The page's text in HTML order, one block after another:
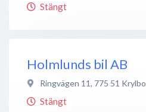
Stängt
Holmlunds bil AB
Ringvägen 11, 775 51 Krylbo
Stängt